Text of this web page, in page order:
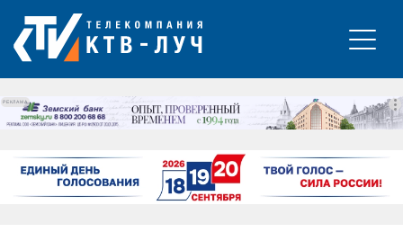
РЕКЛАМА